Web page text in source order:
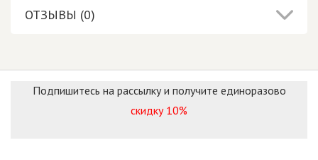
ОТЗЫВЫ (0)
Подпишитесь на рассылку и получите единоразово
скидку 10%